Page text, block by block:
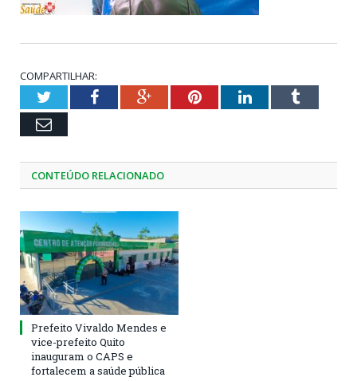
COMPARTILHAR:
TwitterFacebookGoogle+PinterestLinkedInTumblr
Email
CONTEÚDO RELACIONADO
Prefeito Vivaldo Mendes e
vice-prefeito Quito
inauguram o CAPS e
fortalecem a saúde pública